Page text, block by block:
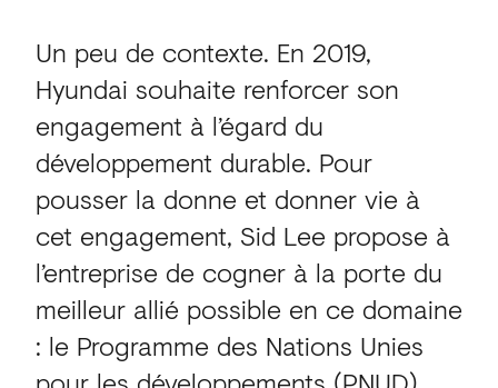
Un peu de contexte. En 2019,
Hyundai souhaite renforcer son
engagement à l’égard du
développement durable. Pour
pousser la donne et donner vie à
cet engagement, Sid Lee propose à
l’entreprise de cogner à la porte du
meilleur allié possible en ce domaine
: le Programme des Nations Unies